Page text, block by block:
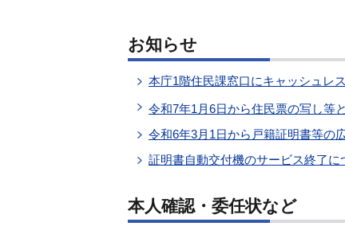
お知らせ
本庁1階住民課窓口にキャッシュレ
令和7年1月6日から住民票の写し等
令和6年3月1日から戸籍証明書等の
証明書自動交付機のサービス終了に
本人確認・委任状など